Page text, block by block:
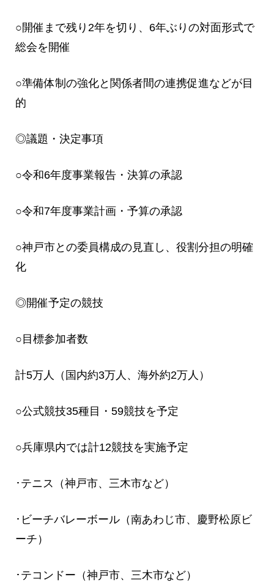
○開催まで残り2年を切り、6年ぶりの対面形式で
総会を開催
○準備体制の強化と関係者間の連携促進などが目
的
◎議題・決定事項
○令和6年度事業報告・決算の承認
○令和7年度事業計画・予算の承認
○神戸市との委員構成の見直し、役割分担の明確
化
◎開催予定の競技
○目標参加者数
計5万人（国内約3万人、海外約2万人）
○公式競技35種目・59競技を予定
○兵庫県内では計12競技を実施予定
･テニス（神戸市、三木市など）
･ビーチバレーボール（南あわじ市、慶野松原ビ
ーチ）
･テコンドー（神戸市、三木市など）